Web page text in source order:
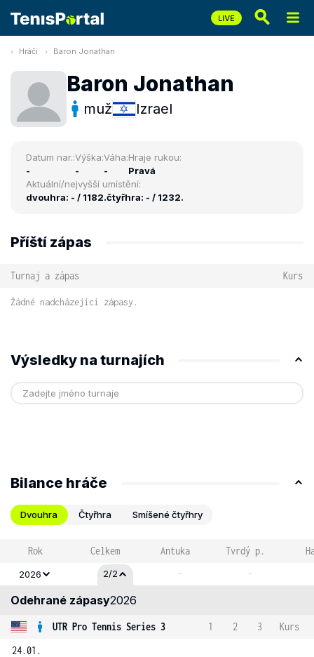
Hráči Baron Jonathan
Baron Jonathan
muž Izrael
Datum nar.:
-
Výška:
-
Váha:
-
Hraje rukou:
Pravá
Aktuální/nejvyšší umístění:
dvouhra: - / 1182.čtyřhra: - / 1232.
Příští zápas
Turnaj a zápas Kurs
Žádné nadcházející zápasy.
Výsledky na turnajích
Bilance hráče
Dvouhra Čtyřhra Smíšené čtyřhry
Rok Celkem Antuka Tvrdý p.
2026 2/2 - -
Odehrané zápasy2026
UTR Pro Tennis Series 3 1 2 3
Kurs
24.01.